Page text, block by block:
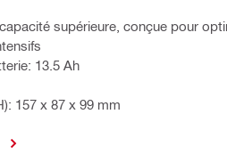
supérieure, conçue pour
13.5 Ah
157 x 87 x 99 mm